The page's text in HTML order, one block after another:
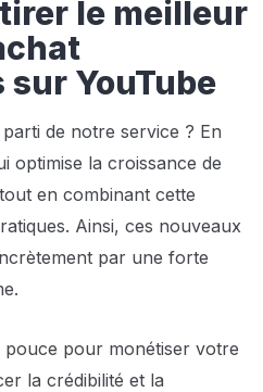
le meilleur
YouTube
de notre service ? En
optimise la croissance de
en combinant cette
Ainsi, ces nouveaux
par une forte
pour monétiser votre
la crédibilité et la